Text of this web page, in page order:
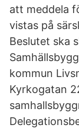
att meddela
vistas på
Beslutet ska
kommun
Kyrkogatan